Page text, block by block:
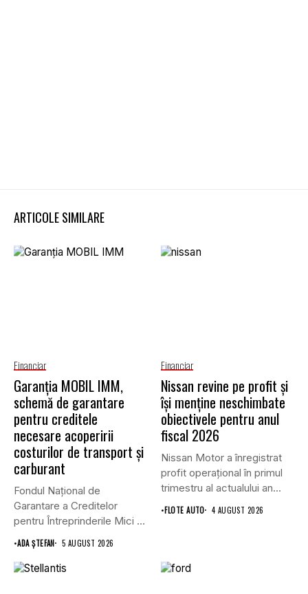
ARTICOLE SIMILARE
Financiar
Garanţia MOBIL IMM,
schemă de garantare
pentru creditele
necesare acoperirii
costurilor de transport şi
carburant
Fondul Național de
Garantare a Creditelor
pentru Întreprinderile Mici și
Mijlocii (FNGCIMM)...
•ADA ȘTEFAN 5 AUGUST 2026
Financiar
Nissan revine pe profit și
își menține neschimbate
obiectivele pentru anul
fiscal 2026
Nissan Motor a înregistrat
profit operațional în primul
trimestru al actualului an...
•FLOTE AUTO 4 AUGUST 2026